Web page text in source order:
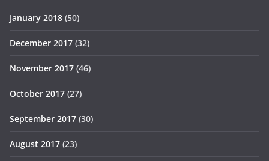
January 2018 (50)
December 2017 (32)
November 2017 (46)
October 2017 (27)
September 2017 (30)
August 2017 (23)